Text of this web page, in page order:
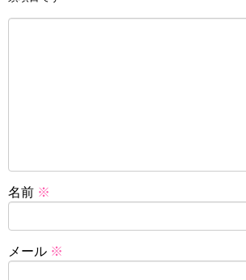
名前 ※
メール ※